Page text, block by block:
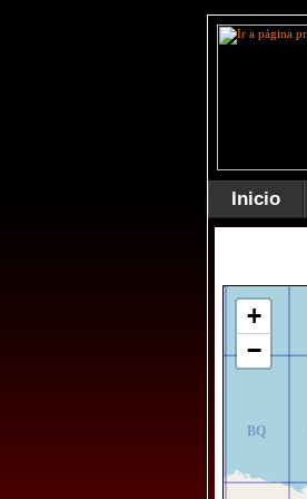
Inicio
BQ
BR
+
−